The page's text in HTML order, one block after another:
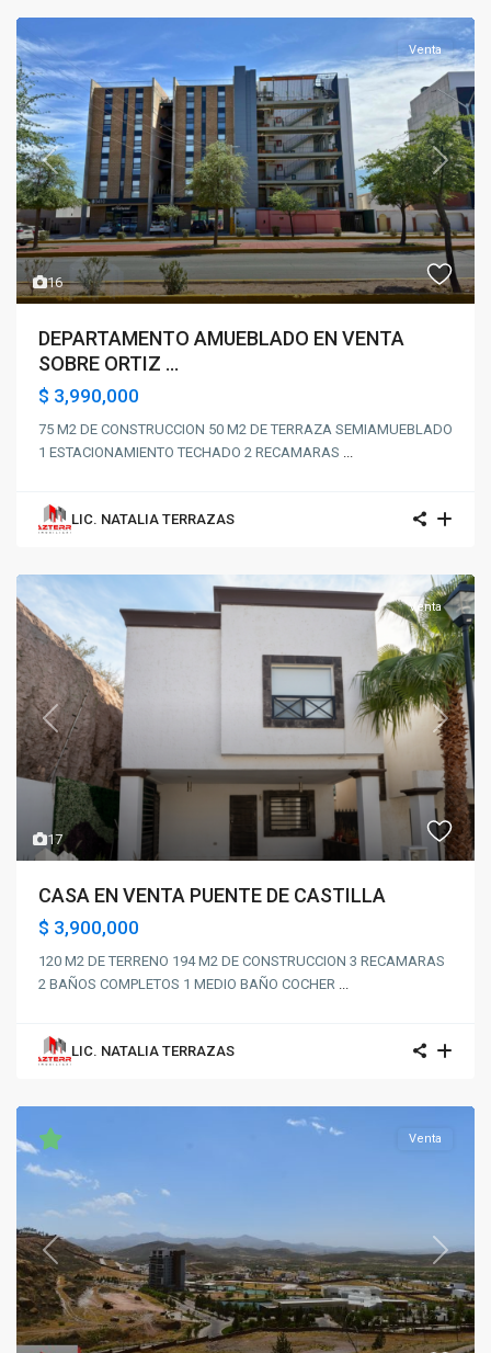
16
Previous Next
Venta
DEPARTAMENTO AMUEBLADO EN VENTA
SOBRE ORTIZ ...
$ 3,990,000
75 M2 DE CONSTRUCCION 50 M2 DE TERRAZA SEMIAMUEBLADO
1 ESTACIONAMIENTO TECHADO 2 RECAMARAS
LIC. NATALIA TERRAZAS
17
Previous Next
Venta
CASA EN VENTA PUENTE DE CASTILLA
$ 3,900,000
120 M2 DE TERRENO 194 M2 DE CONSTRUCCION 3 RECAMARAS
2 BAÑOS COMPLETOS 1 MEDIO BAÑO COCHER ...
LIC. NATALIA TERRAZAS
Previous Next
Venta